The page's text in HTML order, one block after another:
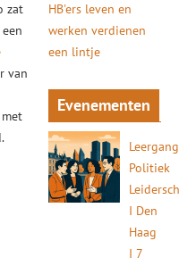
zat
van
HB'ers leven en
werken verdienen
een lintje
Evenementen
Leergang
Politiek
I Den
Haag
I 7